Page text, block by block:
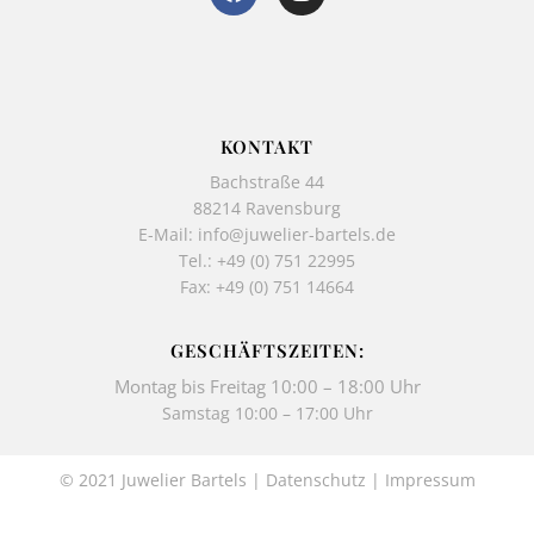
k
-
f
a
KONTAKT
Bachstraße 44
88214 Ravensburg
E-Mail: info@juwelier-bartels.de
Tel.: +49 (0) 751 22995
Fax: +49 (0) 751 14664
GESCHÄFTSZEITEN:
Montag bis Freitag 10:00 – 18:00 Uhr
Samstag 10:00 – 17:00 Uhr
© 2021 Juwelier Bartels | Datenschutz | Impressum